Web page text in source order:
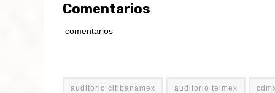
Comentarios
comentarios
auditorio citibanamex auditorio telmex